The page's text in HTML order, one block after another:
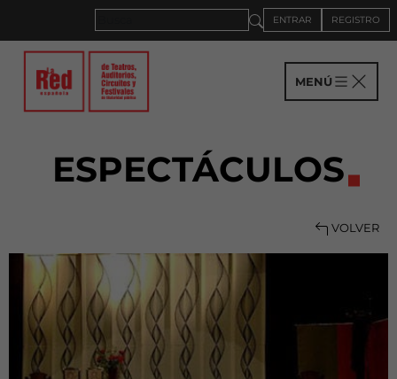
ENTRAR REGISTRO
MENÚ
ESPECTÁCULOS
VOLVER